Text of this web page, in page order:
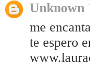
Unknown
me
te espero